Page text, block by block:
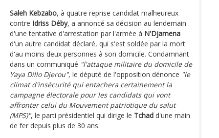
Saleh Kebzabo, à quatre reprise candidat malheureux
contre Idriss Déby, a annoncé sa décision au lendemain
d'une tentative d'arrestation par l'armée à N'Djamena
d'un autre candidat déclaré, qui s'est soldée par la mort
d'au moins deux personnes à son domicile. Condamnant
dans un communiqué "l'attaque militaire du domicile de
Yaya Dillo Djerou", le député de l'opposition dénonce "le
climat d'insécurité qui entachera certainement la
campagne électorale pour les candidats qui vont
affronter celui du Mouvement patriotique du salut
(MPS)", le parti présidentiel qui dirige le Tchad d'une main
de fer depuis plus de 30 ans.